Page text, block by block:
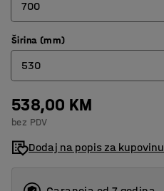
700
700
1010
Širina (mm)
530
530
750
538,00 KM
bez PDV
Dodaj na popis za kupovinu